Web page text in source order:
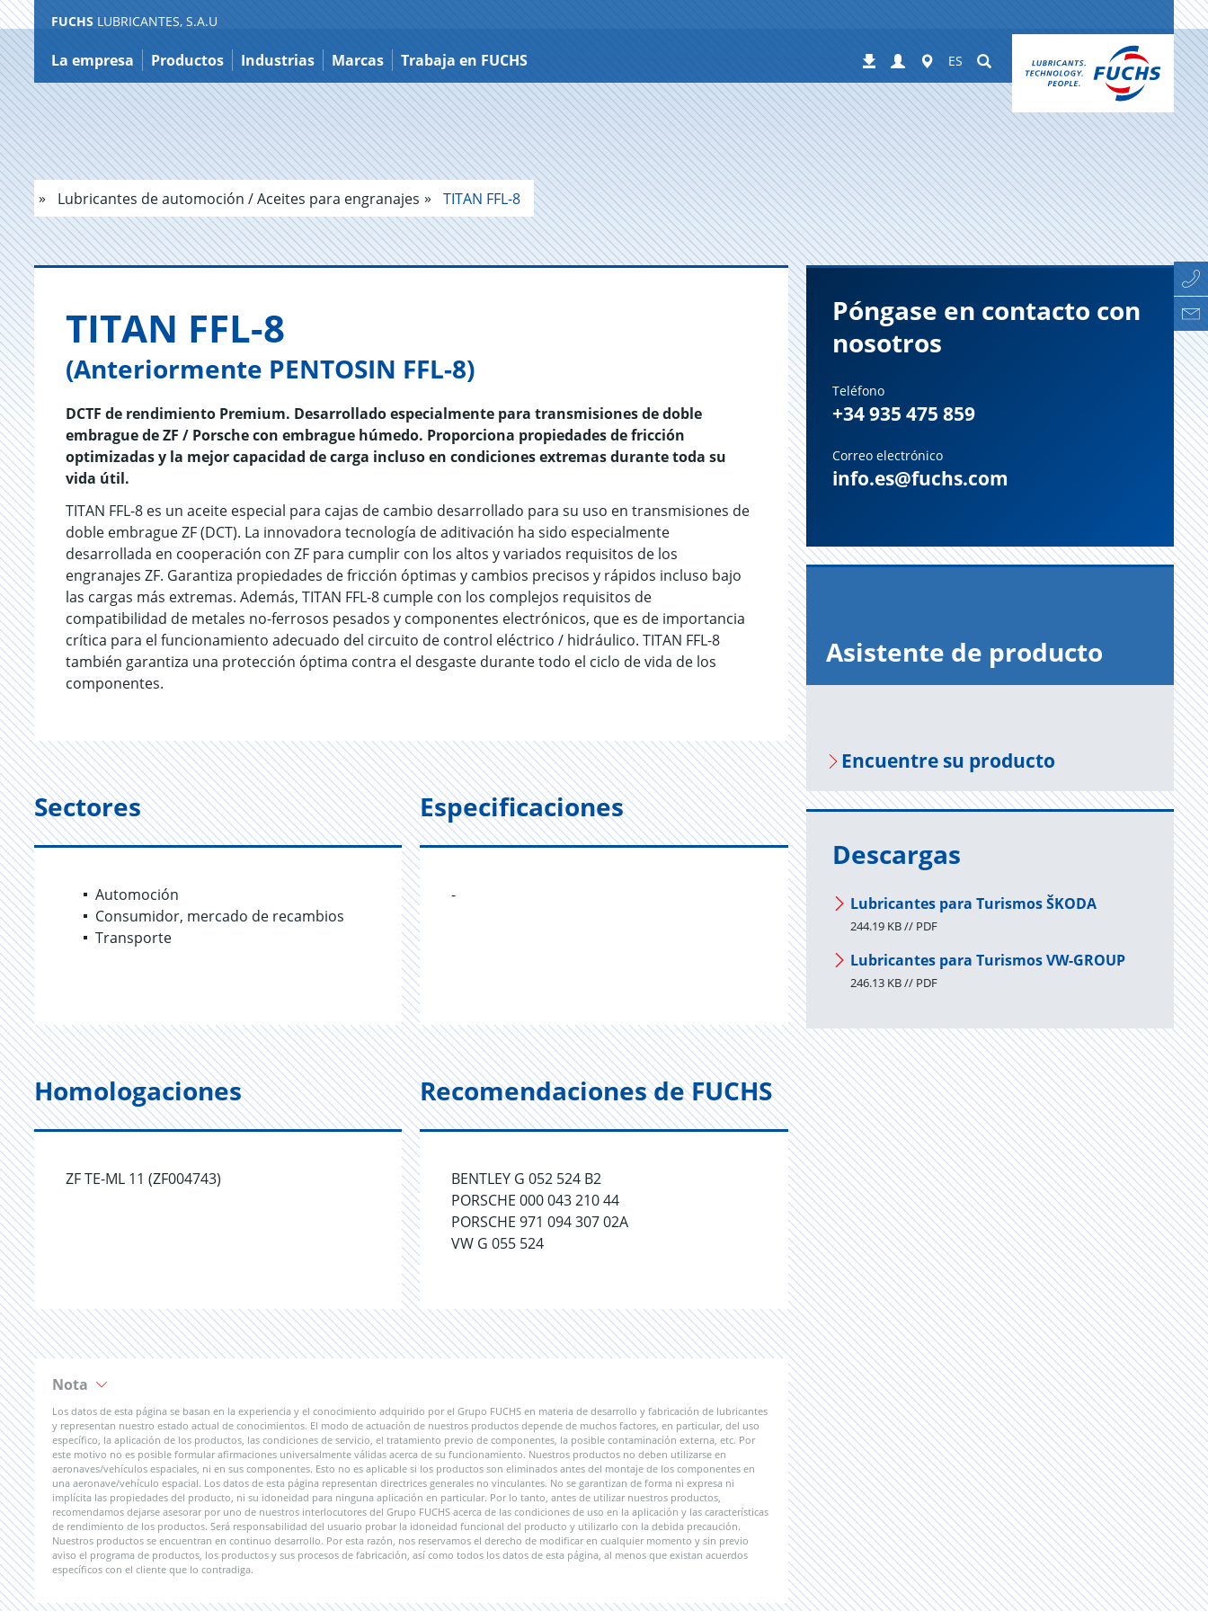
Ir
a
contenido
FUCHS LUBRICANTES, S.A.U
La empresa Productos Industrias Marcas Trabaja en FUCHS Descargas
Login Worldwide
ES Suchen
Lubricantes de automoción / Aceites para engranajes TITAN FFL-8
TITAN FFL-8
(Anteriormente PENTOSIN FFL-8)
DCTF de rendimiento Premium. Desarrollado especialmente para transmisiones de doble
embrague de ZF / Porsche con embrague húmedo. Proporciona propiedades de fricción
optimizadas y la mejor capacidad de carga incluso en condiciones extremas durante toda su
vida útil.
TITAN FFL-8 es un aceite especial para cajas de cambio desarrollado para su uso en transmisiones de
doble embrague ZF (DCT). La innovadora tecnología de aditivación ha sido especialmente
desarrollada en cooperación con ZF para cumplir con los altos y variados requisitos de los
engranajes ZF. Garantiza propiedades de fricción óptimas y cambios precisos y rápidos incluso bajo
las cargas más extremas. Además, TITAN FFL-8 cumple con los complejos requisitos de
compatibilidad de metales no-ferrosos pesados y componentes electrónicos, que es de importancia
crítica para el funcionamiento adecuado del circuito de control eléctrico / hidráulico. TITAN FFL-8
también garantiza una protección óptima contra el desgaste durante todo el ciclo de vida de los
componentes.
Sectores
Automoción
Consumidor, mercado de recambios
Transporte
Especificaciones
-
Homologaciones
ZF TE-ML 11 (ZF004743)
Recomendaciones de FUCHS
BENTLEY G 052 524 B2
PORSCHE 000 043 210 44
PORSCHE 971 094 307 02A
VW G 055 524
Nota
Los datos de esta página se basan en la experiencia y el conocimiento adquirido por el Grupo FUCHS en materia de desarrollo y fabricación de lubricantes
y representan nuestro estado actual de conocimientos. El modo de actuación de nuestros productos depende de muchos factores, en particular, del uso
específico, la aplicación de los productos, las condiciones de servicio, el tratamiento previo de componentes, la posible contaminación externa, etc. Por
este motivo no es posible formular afirmaciones universalmente válidas acerca de su funcionamiento. Nuestros productos no deben utilizarse en
aeronaves/vehículos espaciales, ni en sus componentes. Esto no es aplicable si los productos son eliminados antes del montaje de los componentes en
una aeronave/vehículo espacial. Los datos de esta página representan directrices generales no vinculantes. No se garantizan de forma ni expresa ni
implícita las propiedades del producto, ni su idoneidad para ninguna aplicación en particular. Por lo tanto, antes de utilizar nuestros productos,
recomendamos dejarse asesorar por uno de nuestros interlocutores del Grupo FUCHS acerca de las condiciones de uso en la aplicación y las características
de rendimiento de los productos. Será responsabilidad del usuario probar la idoneidad funcional del producto y utilizarlo con la debida precaución.
Nuestros productos se encuentran en continuo desarrollo. Por esta razón, nos reservamos el derecho de modificar en cualquier momento y sin previo
aviso el programa de productos, los productos y sus procesos de fabricación, así como todos los datos de esta página, al menos que existan acuerdos
específicos con el cliente que lo contradiga.
Póngase en contacto con
nosotros
Teléfono
+34 935 475 859
Correo electrónico
info.es@fuchs.com
Asis­ten­te de pro­duc­to
En­cuen­tre su pro­duc­to
Descargas
Lubricantes para Turismos ŠKODA
244.19 KB // PDF
Lubricantes para Turismos VW-GROUP
246.13 KB // PDF